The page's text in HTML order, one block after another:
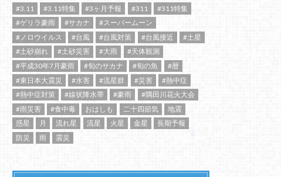
#3.11 #3.11特集 #3ヶ月予報 #311
#311特集
#ゲリラ豪雨
#サカナ
#スーパームーン
#ノロウイルス
#台風 #台風対策 #台風接近
#土星
#土砂崩れ
#土砂災害 #大雨
#天体観測
#平成30年7月豪雨
#旬のサカナ #旬の魚
#暦
#東日本大震災
#水害 #流星群 #災害
#熱中症
#熱中症対策
#線状降水帯 #豪雨
#隅田川花火大会
#雨災害
#食中毒 おはしも 二十四節気
地震
惑星
月 流れ星 流星 火星 金星
長期予報
防災
雨 震災